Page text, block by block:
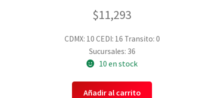
$11,293
CDMX: 10 CEDI: 16 Transito: 0
Sucursales: 36
10 en stock
Añadir al carrito